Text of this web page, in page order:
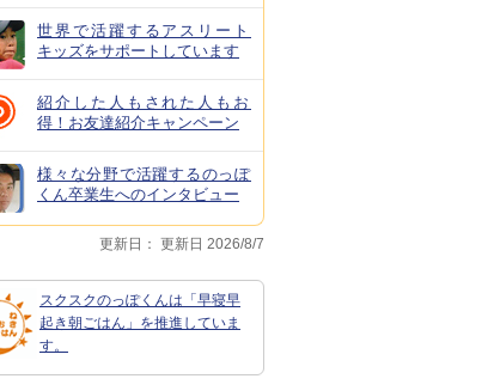
世界で活躍するアスリート
キッズをサポートしています
紹介した人もされた人もお
得！お友達紹介キャンペーン
様々な分野で活躍するのっぽ
くん卒業生へのインタビュー
更新日： 更新日 2026/8/7
スクスクのっぽくんは「早寝早
起き朝ごはん」を推進していま
す。